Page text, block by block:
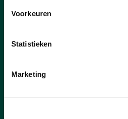
Voorkeuren
Statistieken
Marketing
Safety Drone in
hulpdiensten
Het is goed mogelijk dat
Waregem al af en toe